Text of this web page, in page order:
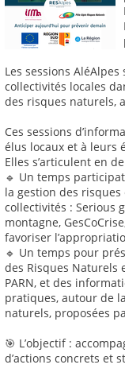
Les sessions
collectivités locales
des risques naturels,
Ces sessions
élus locaux et à leurs
Elles s’articulent en
🔹 Un temps
la gestion des risques
collectivités : Serious
montagne,
favoriser
🔹 Un temps pour
des Risques Naturels
PARN, et des
pratiques, autour de
naturels, proposées
🎯 L’objectif :
d’actions concrets et